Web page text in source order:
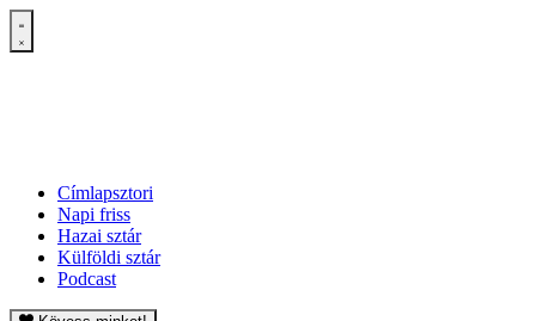
Címlapsztori
Napi friss
Hazai sztár
Külföldi sztár
Podcast